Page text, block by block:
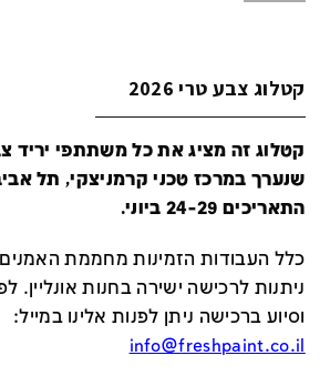
קטלוג צבע טרי 2026
שנערך במרכז טכני קרמניצקי, תל
התאריכים 24-29 ביוני.
כלל העבודות הזמינות מחממת
ניתנות לרכישה ישירה בחנות אונליין.
וסיוע ברכישה ניתן לפנות אלינו במייל:
info@freshpaint.co.il